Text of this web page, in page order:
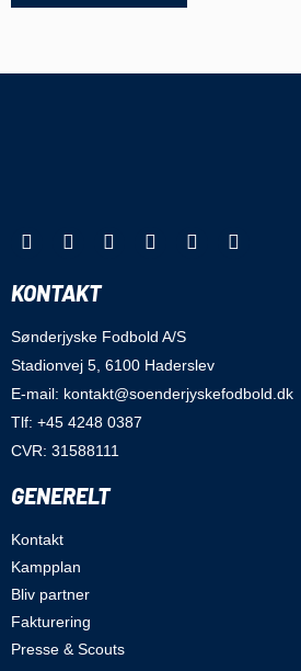
KONTAKT
Sønderjyske Fodbold A/S
Stadionvej 5, 6100 Haderslev
E-mail: kontakt@soenderjyskefodbold.dk
Tlf: +45 4248 0387
CVR: 31588111
GENERELT
Kontakt
Kampplan
Bliv partner
Fakturering
Presse & Scouts